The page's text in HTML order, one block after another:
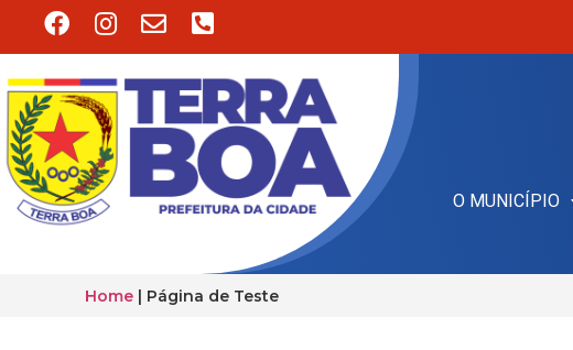
O MUNICÍPIO
Home | Página de Teste